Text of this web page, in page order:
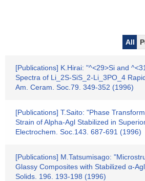
All
[Publications] K.Hirai: "^<29>Si and
Spectra of Li_2S-SiS_2-Li_3PO_4
Am. Ceram. Soc.79. 349-352 (1996)
[Publications] T.Saito: "Phase
Strain of Alpha-Agl Stabilized in
Electrochem. Soc.143. 687-691 (1996)
[Publications] M.Tatsumisago:
Glassy Composites with Stabilized α-
Solids. 196. 193-198 (1996)